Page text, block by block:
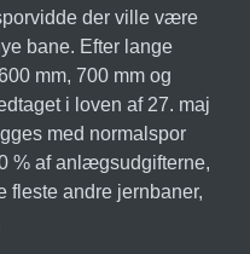
der ville være
bane. Efter lange
mm, 700 mm og
i loven af 27. maj
med normalspor
% af anlægsudgifterne,
fleste andre jernbaner,